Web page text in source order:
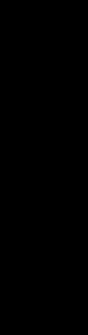
, TODOS LOS